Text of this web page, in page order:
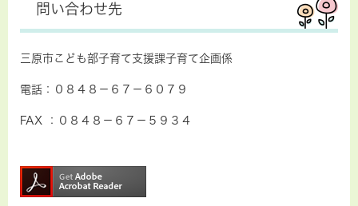
問い合わせ先
三原市こども部子育て支援課子育て企画係
電話：０８４８－６７－６０７９
FAX ：０８４８－６７－５９３４